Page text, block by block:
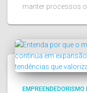
manter processos
EMPREENDEDORISMO